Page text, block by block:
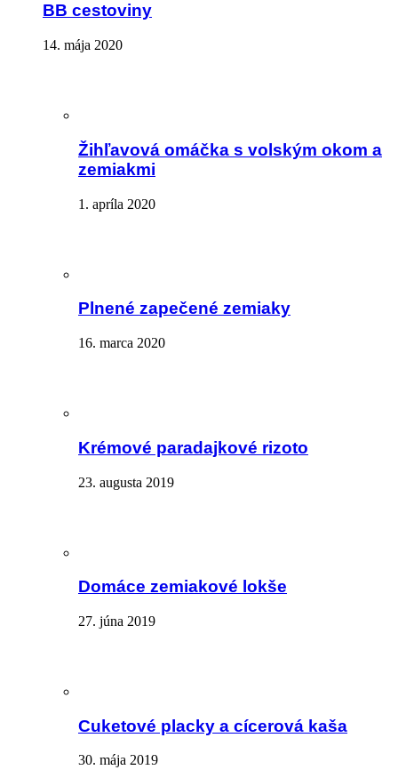
BB cestoviny
14. mája 2020
Žihľavová omáčka s volským okom a
zemiakmi
1. apríla 2020
Plnené zapečené zemiaky
16. marca 2020
Krémové paradajkové rizoto
23. augusta 2019
Domáce zemiakové lokše
27. júna 2019
Cuketové placky a cícerová kaša
30. mája 2019